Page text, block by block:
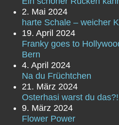
2. Mai 2024
harte Schale – weicher
19. April 2024
Franky goes to
Bern
4. April 2024
Na du Früchtchen
21. März 2024
Osterhasi warst du das?!
9. März 2024
Flower Power